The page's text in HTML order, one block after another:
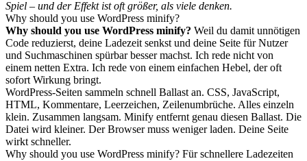
Spiel – und der Effekt ist oft größer, als viele denken.
Why should you use WordPress minify?
Why should you use WordPress minify? Weil du damit unnötigen
Code reduzierst, deine Ladezeit senkst und deine Seite für Nutzer
und Suchmaschinen spürbar besser machst. Ich rede nicht von
einem netten Extra. Ich rede von einem einfachen Hebel, der oft
sofort Wirkung bringt.
WordPress-Seiten sammeln schnell Ballast an. CSS, JavaScript,
HTML, Kommentare, Leerzeichen, Zeilenumbrüche. Alles einzeln
klein. Zusammen langsam. Minify entfernt genau diesen Ballast. Die
Datei wird kleiner. Der Browser muss weniger laden. Deine Seite
wirkt schneller.
Why should you use WordPress minify? Für schnellere Ladezeiten